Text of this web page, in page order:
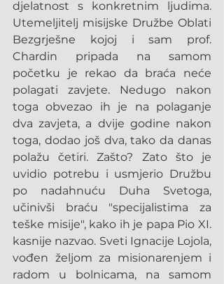
djelatnost s konkretnim ljudima.
Utemeljitelj misijske Družbe Oblati
Bezgrješne kojoj i sam prof.
Chardin pripada na samom
početku je rekao da braća neće
polagati zavjete. Nedugo nakon
toga obvezao ih je na polaganje
dva zavjeta, a dvije godine nakon
toga, dodao još dva, tako da danas
polažu četiri. Zašto? Zato što je
uvidio potrebu i usmjerio Družbu
po nadahnuću Duha Svetoga,
učinivši braću "specijalistima za
teške misije", kako ih je papa Pio XI.
kasnije nazvao. Sveti Ignacije Lojola,
vođen željom za misionarenjem i
radom u bolnicama, na samom